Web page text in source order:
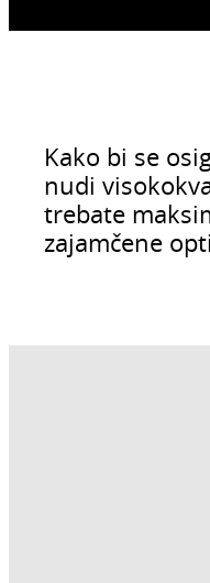
Kako bi se
nudi
trebate
zajamčene